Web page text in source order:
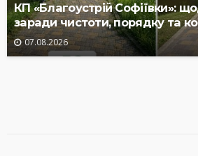
КП «Благоустрій Софіївки»:
заради чистоти, порядку та
07.08.2026